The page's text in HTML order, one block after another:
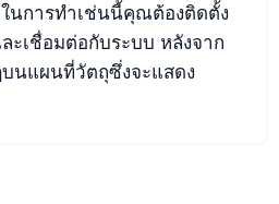
นการทำเช่นนี้คุณต้องติดตั้ง
เชื่อมต่อกับระบบ หลังจาก
แผนที่วัตถุซึ่งจะแสดง